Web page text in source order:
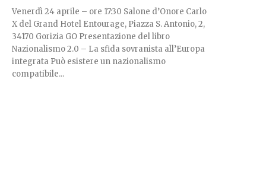
Venerdì 24 aprile – ore 17:30 Salone d’Onore Carlo
X del Grand Hotel Entourage, Piazza S. Antonio, 2,
34170 Gorizia GO Presentazione del libro
Nazionalismo 2.0 – La sfida sovranista all’Europa
integrata Può esistere un nazionalismo
compatibile...